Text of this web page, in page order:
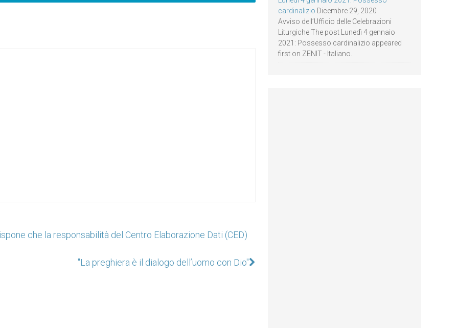
che la responsabilità del Centro Elaborazione Dati (CED)
"La preghiera è il dialogo dell’uomo con Dio"
cardinalizio Dicembre 29, 2020
Avviso dell’Ufficio delle Celebrazioni
Liturgiche The post Lunedì 4 gennaio
2021: Possesso cardinalizio appeared
first on ZENIT - Italiano.